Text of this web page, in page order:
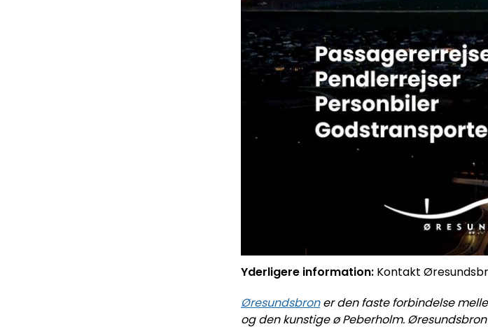
Yderligere information: Kontakt
Øresundsbroner den faste forbindelse
og den kunstige ø Peberholm.